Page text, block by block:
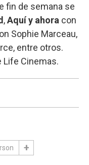
fin de semana se
,Aquí y ahora con
Sophie Marceau,
entre otros.
Life Cinemas.